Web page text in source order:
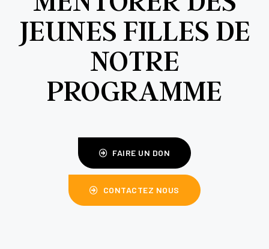
JEUNES FILLES DE
NOTRE
PROGRAMME
FAIRE UN DON
CONTACTEZ NOUS